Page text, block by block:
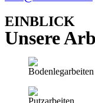
EINBLICK
Unsere